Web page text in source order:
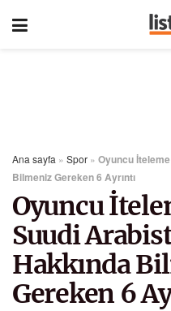
Ana sayfa » Spor » Oyuncu
Bilmeniz Gereken 6 Ayrıntı
Oyuncu
Suudi
Hakkında
Gereken 6